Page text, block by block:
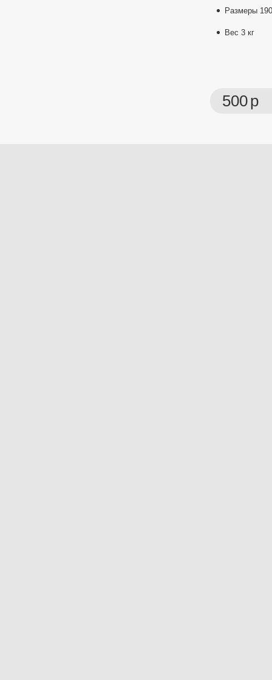
Размеры
Вес 3 кг
500р